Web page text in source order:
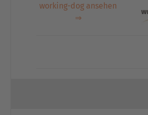
working-dog ansehen
⇒